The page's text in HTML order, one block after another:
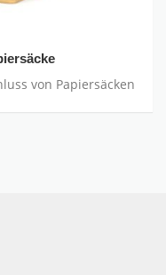
von Papiersäcken